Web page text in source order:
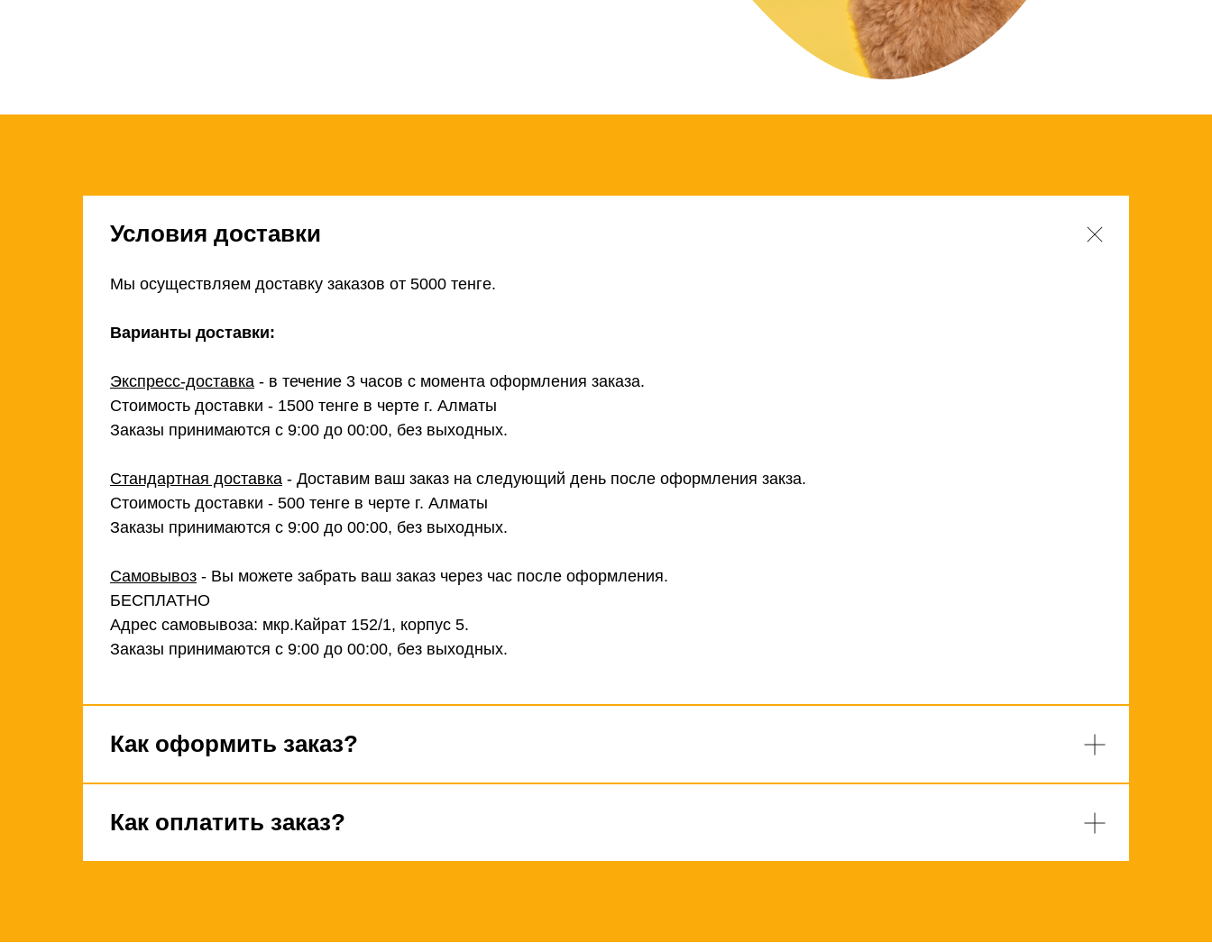
Условия доставки
Мы осуществляем доставку заказов от 5000 тенге.
Варианты доставки:
Экспресс-доставка - в течение 3 часов с момента оформления заказа.
Стоимость доставки - 1500 тенге в черте г. Алматы
Заказы принимаются с 9:00 до 00:00, без выходных.
Стандартная доставка - Доставим ваш заказ на следующий день после оформления закза.
Стоимость доставки - 500 тенге в черте г. Алматы
Заказы принимаются с 9:00 до 00:00, без выходных.
Самовывоз - Вы можете забрать ваш заказ через час после оформления.
БЕСПЛАТНО
Адрес самовывоза: мкр.Кайрат 152/1, корпус 5.
Заказы принимаются с 9:00 до 00:00, без выходных.
Как оформить заказ?
Как оплатить заказ?